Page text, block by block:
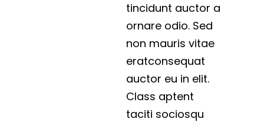
tincidunt auctor a
ornare odio. Sed
non mauris vitae
eratconsequat
auctor eu in elit.
Class aptent
taciti sociosqu